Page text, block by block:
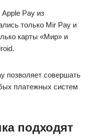
Pay из
только Mir Pay и
карты «Мир» и
позволяет совершать
платежных систем
подходят